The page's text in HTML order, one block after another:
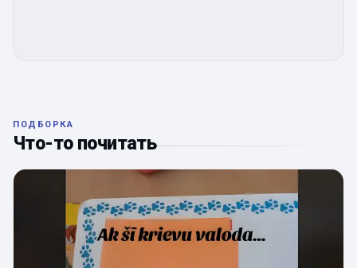
ПОДБОРКА
Что-то почитать